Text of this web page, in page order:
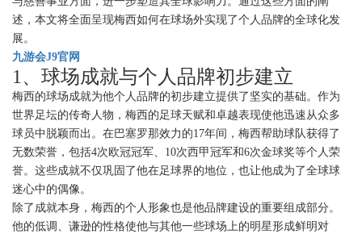
述，本文将全面呈现梅西如何在球场外实现了个人品牌的全球化发
展。
九游会J9官网
1、球场成就与个人品牌初步建立
梅西的球场成就为他个人品牌的初步建立提供了坚实的基础。作为
世界足坛的传奇人物，梅西的足球天赋和卓越表现使他迅速从众多
球员中脱颖而出。在巴塞罗那效力的17年间，梅西帮助球队获得了
无数荣誉，包括4次欧冠冠军、10次西甲冠军和6次金球奖等个人荣
誉。这些成就不仅巩固了他在足球界的地位，也让他成为了全球球
迷心中的偶像。
除了成就本身，梅西的个人形象也是他品牌建设的重要组成部分。
他的低调、谦逊的性格使他与其他一些球场上的明星形成鲜明对